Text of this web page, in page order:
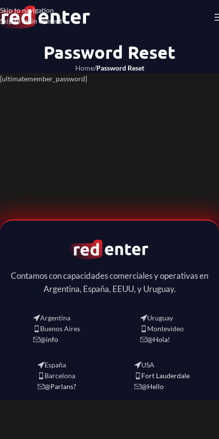
Skip to navigation
Skip to main content
Password Reset
Home/Password Reset
[ultimatemember_password]
Contamos con capacidades comerciales y operativas en
Argentina, España, EEUU, y Uruguay.
Argentina
Buenos Aires
@info
Uruguay
Montevideo
@Hola!
España
Barcelona
@Parlans?
USA
Fort Lauderdale
@Hello